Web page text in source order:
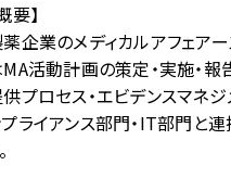
要】
企業のメディカルアフェア
活動計画の策定・実施・
プロセス・エビデンスマネ
ライアンス部門・IT部門と